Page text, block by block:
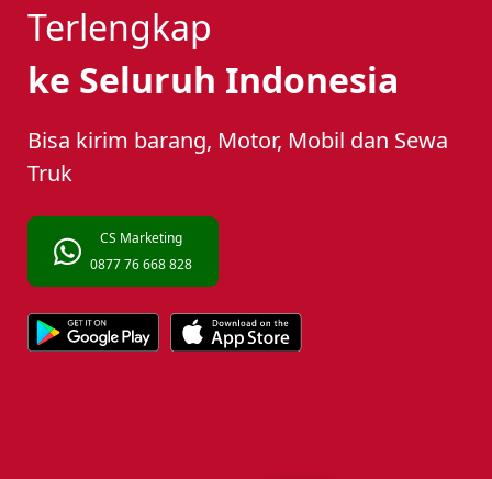
Terlengkap
ke Seluruh Indonesia
Bisa kirim barang, Motor, Mobil dan Sewa
Truk
CS Marketing
0877 76 668 828